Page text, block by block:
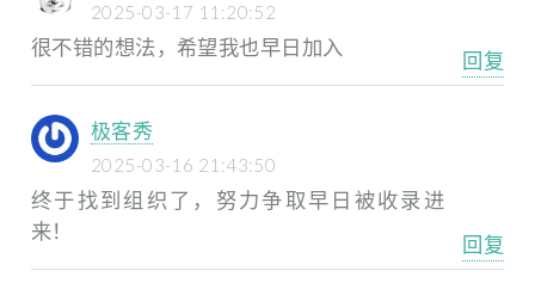
2025-03-17 11:20:52
很不错的想法，希望我也早日加入
回复
极客秀
2025-03-16 21:43:50
终于找到组织了，努力争取早日被收录进
来！
回复